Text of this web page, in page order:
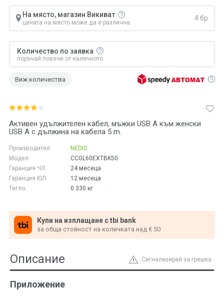
Активен удължителен кабел, мъжки USB A към женски
USB A с дължина на кабела 5 m.
Производител:
NEDIS
Модел:
CCGL60EXTBK50
Гаранция ЧЛ:
24 месеца
Гаранция ЮЛ:
12 месеца
Тегло:
0.330 кг
Купи на изплащане с tbi bank
за обща стойност на количката над € 50
На място, магазин Викиват
цената на място може да е различна
4 бр.
Количество по заявка
поръчай повече от наличното
Виж количества
Сигнализирай за грешка
Описание
Приложение